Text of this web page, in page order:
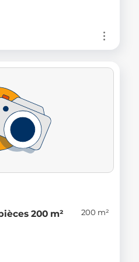
200 m²
200 m²